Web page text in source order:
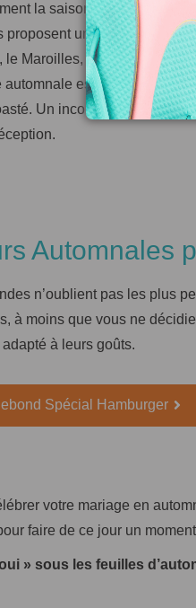
la saison idéale pour un
proposent un assortiment de
le Maroilles, et le Brie,
automnale est de proposer
Un incontournable qui
Automnales
n’oublient pas les plus
à moins que vous ne
à leurs goûts.
Spécial Hamburger
votre mariage en
faire de ce jour un
» sous les feuilles